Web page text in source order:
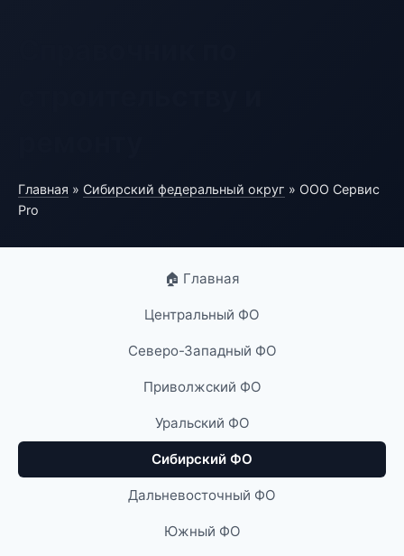
Главная » Сибирский федеральный округ » ООО Сервис
Pro
🏠 Главная
Центральный ФО
Северо-Западный ФО
Приволжский ФО
Уральский ФО
Сибирский ФО
Дальневосточный ФО
Южный ФО